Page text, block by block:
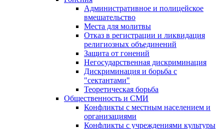
Административное и полицейское
вмешательство
Места для молитвы
Отказ в регистрации и ликвидация
религиозных объединений
Защита от гонений
Негосударственная дискриминация
Дискриминация и борьба с
"сектантами"
Теоретическая борьба
Общественность и СМИ
Конфликты с местным населением и
организациями
Конфликты с учреждениями культуры